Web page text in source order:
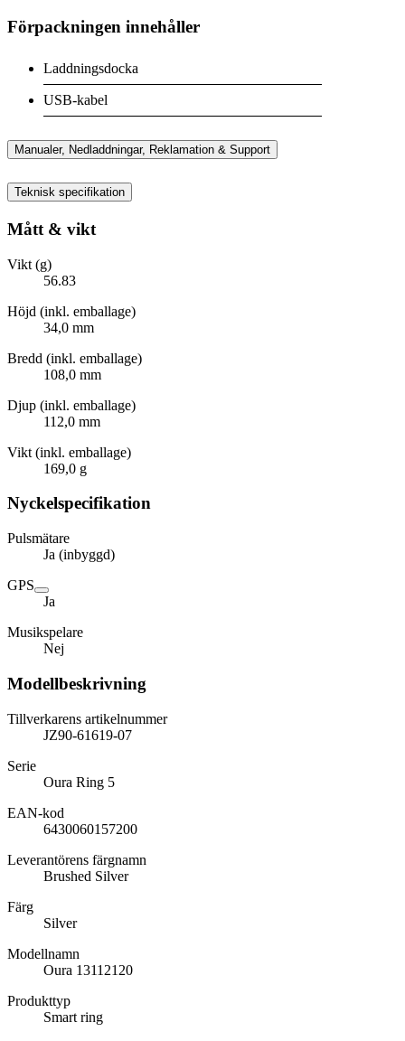
Förpackningen innehåller
Laddningsdocka
USB-kabel
Manualer, Nedladdningar, Reklamation & Support
Teknisk specifikation
Mått & vikt
Vikt (g)
56.83
Höjd (inkl. emballage)
34,0 mm
Bredd (inkl. emballage)
108,0 mm
Djup (inkl. emballage)
112,0 mm
Vikt (inkl. emballage)
169,0 g
Nyckelspecifikation
Pulsmätare
Ja (inbyggd)
GPS
Ja
Musikspelare
Nej
Modellbeskrivning
Tillverkarens artikelnummer
JZ90-61619-07
Serie
Oura Ring 5
EAN-kod
6430060157200
Leverantörens färgnamn
Brushed Silver
Färg
Silver
Modellnamn
Oura 13112120
Produkttyp
Smart ring